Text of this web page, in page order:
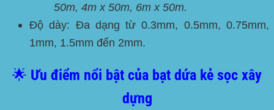
50m, 4m x 50m, 6m x 50m.
Độ dày: Đa dạng từ 0.3mm, 0.5mm, 0.75mm,
1mm, 1.5mm đến 2mm.
🌟 Ưu điểm nổi bật của bạt dứa kẻ sọc xây
dựng